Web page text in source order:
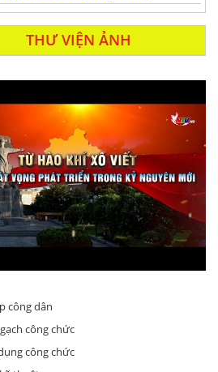
THƯ VIỆN ẢNH